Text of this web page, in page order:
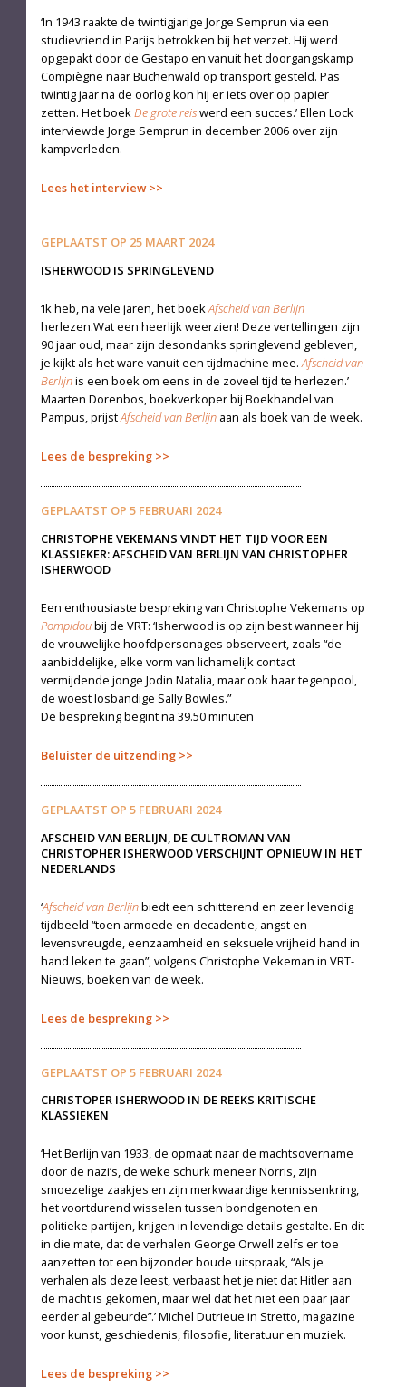
‘In 1943 raakte de twintigjarige Jorge Semprun via een
studievriend in Parijs betrokken bij het verzet. Hij werd
opgepakt door de Gestapo en vanuit het doorgangskamp
Compiègne naar Buchenwald op transport gesteld. Pas
twintig jaar na de oorlog kon hij er iets over op papier
zetten. Het boekDe grote reiswerd een succes.’ Ellen Lock
interviewde Jorge Semprun in december 2006 over zijn
kampverleden.
Lees het interview
GEPLAATST OP 25 MAART 2024
ISHERWOOD IS SPRINGLEVEND
‘Ik heb, na vele jaren, het boekAfscheid van Berlijn
herlezen.Wat een heerlijk weerzien! Deze vertellingen zijn
90 jaar oud, maar zijn desondanks springlevend gebleven,
je kijkt als het ware vanuit een tijdmachine mee.Afscheid van
Berlijnis een boek om eens in de zoveel tijd te herlezen.’
Maarten Dorenbos, boekverkoper bij Boekhandel van
Pampus, prijstAfscheid van Berlijnaan als boek van de week.
Lees de bespreking
GEPLAATST OP 5 FEBRUARI 2024
CHRISTOPHE VEKEMANS VINDT HET TIJD VOOR EEN
KLASSIEKER: AFSCHEID VAN BERLIJN VAN CHRISTOPHER
ISHERWOOD
Een enthousiaste bespreking van Christophe Vekemans op
Pompidoubij de VRT: ‘Isherwood is op zijn best wanneer hij
de vrouwelijke hoofdpersonages observeert, zoals “de
aanbiddelijke, elke vorm van lichamelijk contact
vermijdende jonge Jodin Natalia, maar ook haar tegenpool,
de woest losbandige Sally Bowles.”
De bespreking begint na 39.50 minuten
Beluister de uitzending
GEPLAATST OP 5 FEBRUARI 2024
AFSCHEID VAN BERLIJN, DE CULTROMAN VAN
CHRISTOPHER ISHERWOOD VERSCHIJNT OPNIEUW IN HET
NEDERLANDS
‘Afscheid van Berlijnbiedt een schitterend en zeer levendig
tijdbeeld “toen armoede en decadentie, angst en
levensvreugde, eenzaamheid en seksuele vrijheid hand in
hand leken te gaan”, volgens Christophe Vekeman in VRT-
Nieuws, boeken van de week.
Lees de bespreking
GEPLAATST OP 5 FEBRUARI 2024
CHRISTOPER ISHERWOOD IN DE REEKS KRITISCHE
KLASSIEKEN
‘Het Berlijn van 1933, de opmaat naar de machtsovername
door de nazi’s, de weke schurk meneer Norris, zijn
smoezelige zaakjes en zijn merkwaardige kennissenkring,
het voortdurend wisselen tussen bondgenoten en
politieke partijen, krijgen in levendige details gestalte. En dit
in die mate, dat de verhalen George Orwell zelfs er toe
aanzetten tot een bijzonder boude uitspraak, “Als je
verhalen als deze leest, verbaast het je niet dat Hitler aan
de macht is gekomen, maar wel dat het niet een paar jaar
eerder al gebeurde”.’ Michel Dutrieue in Stretto, magazine
voor kunst, geschiedenis, filosofie, literatuur en muziek.
Lees de bespreking